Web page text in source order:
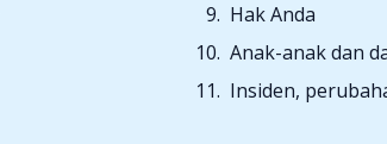
Hak Anda
Anak-anak dan
Insiden,